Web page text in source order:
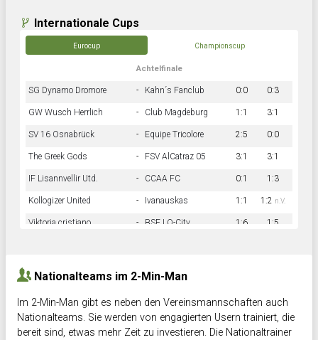
Internationale Cups
Eurocup Championscup
Achtelfinale
SG Dynamo Dromore - Kahn´s Fanclub 0:0 0:3
GW Wusch Herrlich - Club Magdeburg 1:1 3:1
SV 16 Osnabrück - Equipe Tricolore 2:5 0:0
The Greek Gods - FSV AlCatraz 05 3:1 3:1
IF Lisannvellir Utd. - CCAA FC 0:1 1:3
Kollogizer United - Ivanauskas 1:1 1:2 n.V.
Viktoria cristiano - BSF LO-City 1:6 1:5
Nationalteams im 2-Min-Man
Im 2-Min-Man gibt es neben den Vereinsmannschaften auch
Nationalteams. Sie werden von engagierten Usern trainiert, die
bereit sind, etwas mehr Zeit zu investieren. Die Nationaltrainer